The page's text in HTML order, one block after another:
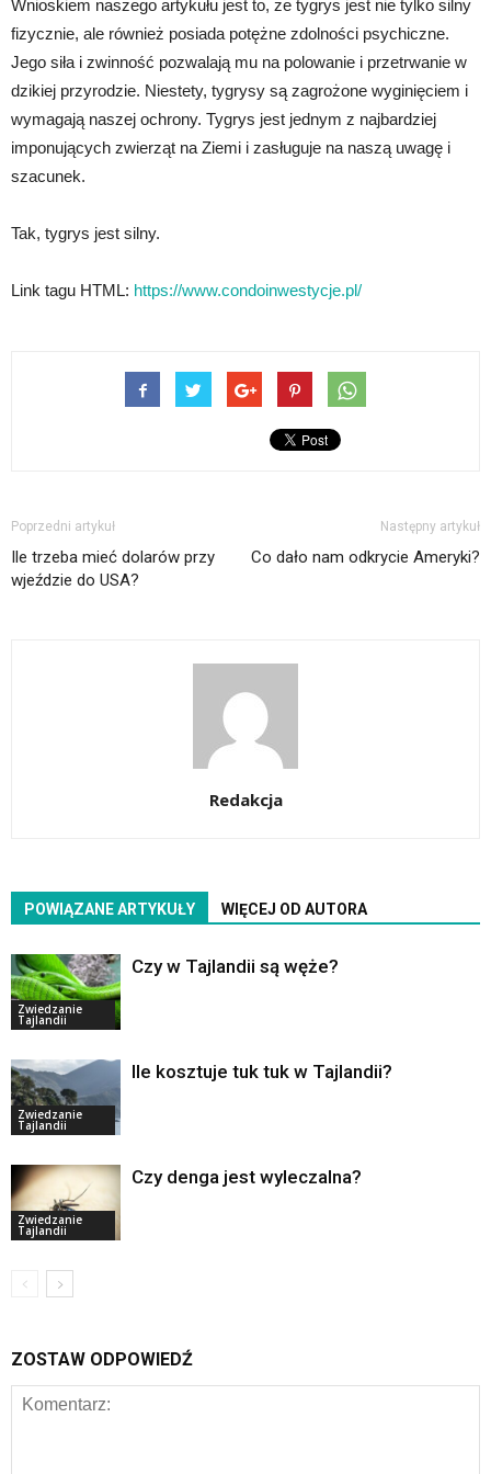
Wnioskiem naszego artykułu jest to, że tygrys jest nie tylko silny
fizycznie, ale również posiada potężne zdolności psychiczne.
Jego siła i zwinność pozwalają mu na polowanie i przetrwanie w
dzikiej przyrodzie. Niestety, tygrysy są zagrożone wyginięciem i
wymagają naszej ochrony. Tygrys jest jednym z najbardziej
imponujących zwierząt na Ziemi i zasługuje na naszą uwagę i
szacunek.
Tak, tygrys jest silny.
Link tagu HTML: https://www.condoinwestycje.pl/
Poprzedni artykuł
Ile trzeba mieć dolarów przy
wjeździe do USA?
Następny artykuł
Co dało nam odkrycie Ameryki?
Redakcja
POWIĄZANE ARTYKUŁY WIĘCEJ OD AUTORA
Zwiedzanie
Tajlandii
Czy w Tajlandii są węże?
Zwiedzanie
Tajlandii
Ile kosztuje tuk tuk w Tajlandii?
Zwiedzanie
Tajlandii
Czy denga jest wyleczalna?
ZOSTAW ODPOWIEDŹ